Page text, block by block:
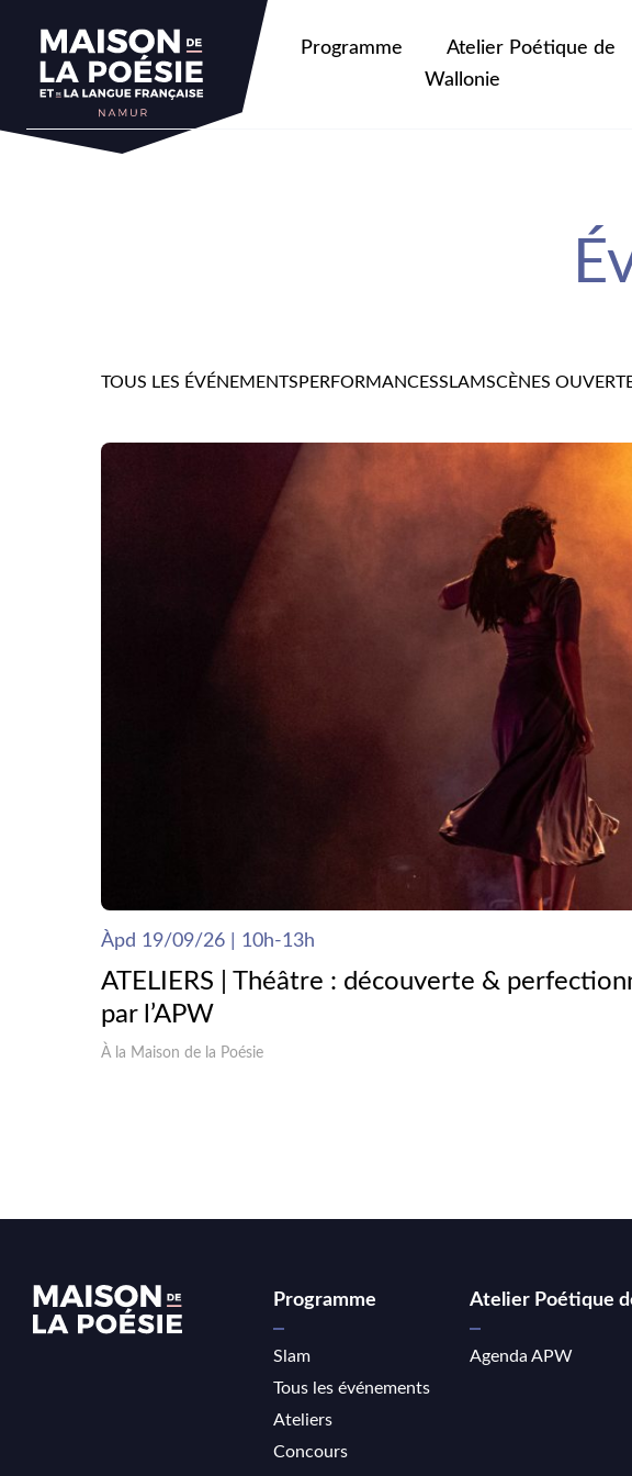
Programme
Atelier Poétique de
Wallonie
TOUS LES ÉVÉNEMENTS PERFORMANCESSLAMSCÈNES
Àpd 19/09/26 | 10h-13h
ATELIERS | Théâtre : découverte &
par l’APW
À la Maison de la Poésie
Programme
Slam
Tous les événements
Ateliers
Concours
Atelier Poétique
Agenda APW